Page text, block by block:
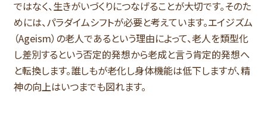
ではなく、生きがいづくりにつなげることが大切です。そのた
めには、パラダイムシフトが必要と考えています。エイジズム
（Ageism）の老人であるという理由によって、老人を類型化
し差別するという否定的発想から老成と言う肯定的発想へ
と転換します。誰しもが老化し身体機能は低下しますが、精
神の向上はいつまでも図れます。